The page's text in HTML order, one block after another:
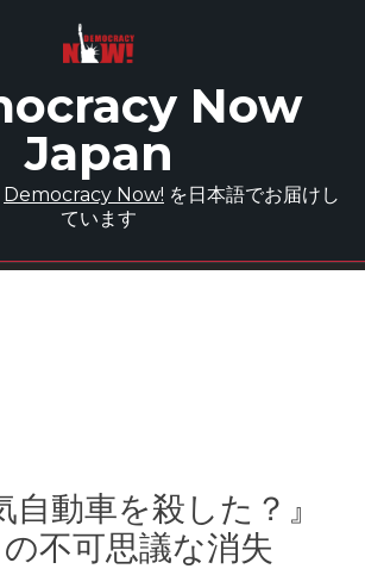
Now
Japan
Democracy Now! を日本語でお届けし
ています
自動車を殺した？』
不可思議な消失